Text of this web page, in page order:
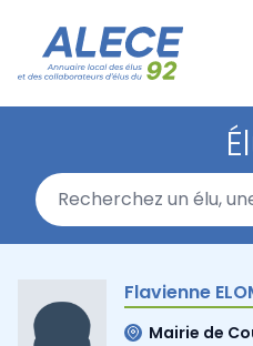
Flavienne
Mairie de